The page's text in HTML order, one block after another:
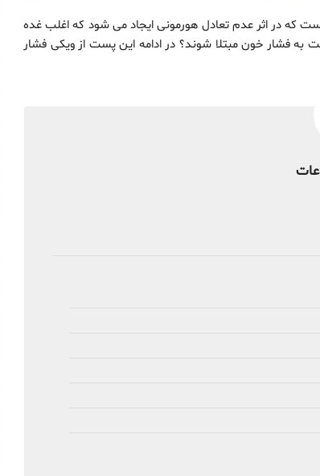
که در اثر عدم تعادل هورمونی ایجاد می شود که اغلب غده
به فشار خون مبتلا شوند؟ در ادامه این پست از ویکی فشار